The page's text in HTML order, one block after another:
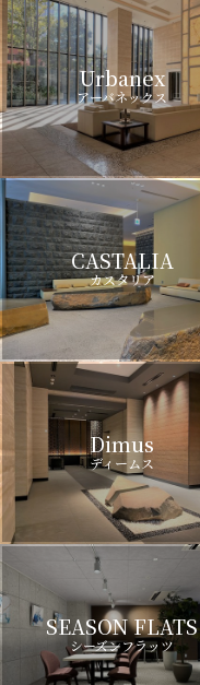
Urbanex
アーバネックス
CASTALIA
カスタリア
Dimus
ディームス
SEASON FLATS
シーズンフラッツ